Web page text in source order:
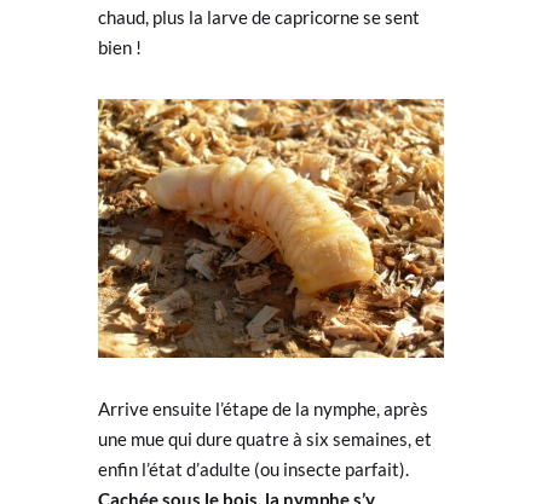
chaud, plus la larve de capricorne se sent
bien !
Arrive ensuite l’étape de la nymphe, après
une mue qui dure quatre à six semaines, et
enfin l’état d’adulte (ou insecte parfait).